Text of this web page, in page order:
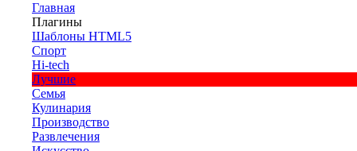
Главная
Плагины
Шаблоны HTML5
Спорт
Hi-tech
Лучшие
Семья
Кулинария
Производство
Развлечения